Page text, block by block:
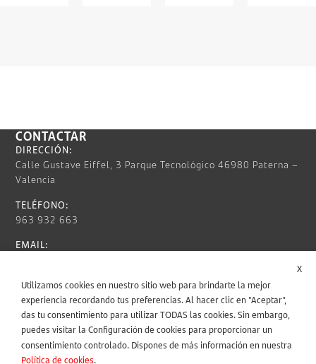
CONTACTAR
DIRECCIÓN:
Calle Gustave Eiffel, 3 Parque Tecnológico 46980 Paterna –
Valencia
TELÉFONO:
963 932 663
EMAIL:
HORARIO:
Lun – Vie / 9:00 AM – 6:00 PM
INFORMACIÓN LEGAL
X
Utilizamos cookies en nuestro sitio web para brindarte la mejor
experiencia recordando tus preferencias. Al hacer clic en "Aceptar",
das tu consentimiento para utilizar TODAS las cookies. Sin embargo,
puedes visitar la Configuración de cookies para proporcionar un
consentimiento controlado. Dispones de más información en nuestra
Política de cookies.